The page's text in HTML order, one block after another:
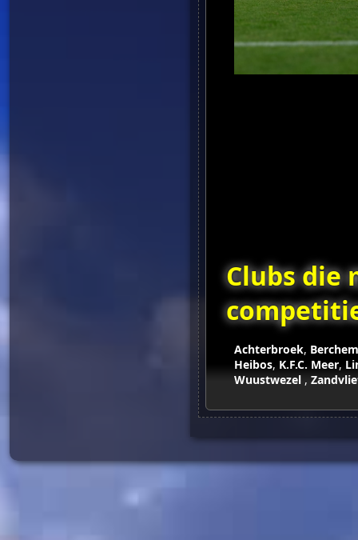
Clubs die
Achterbroek,
Heibos, K.F.C. Meer,
Wuustwezel ,